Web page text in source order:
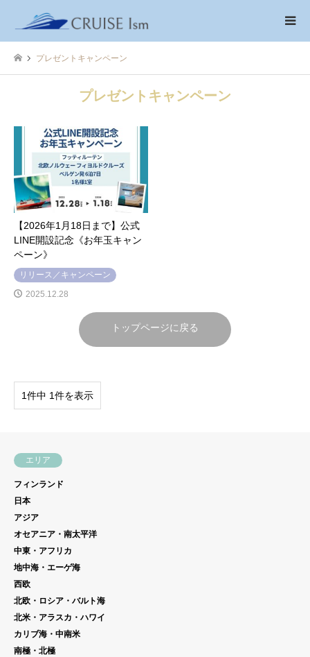
プレゼントキャンペーン
プレゼントキャンペーン
【2026年1月18日まで】公式
LINE開設記念《お年玉キャン
ペーン》
リリース／キャンペーン
2025.12.28
トップページに戻る
1件中 1件を表示
エリア
フィンランド
日本
アジア
オセアニア・南太平洋
中東・アフリカ
地中海・エーゲ海
西欧
北欧・ロシア・バルト海
北米・アラスカ・ハワイ
カリブ海・中南米
南極・北極